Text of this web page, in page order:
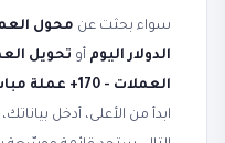
سواء بحثت عن محول
الدولار اليوم أو تحويل
العملات - 170+ عملة مباشر
ابدأ من الأعلى، أدخل